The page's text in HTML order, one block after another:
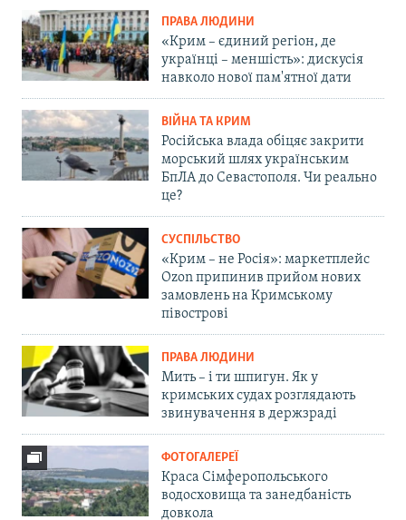
ПРАВА ЛЮДИНИ
«Крим – єдиний регіон, де
українці – меншість»: дискусія
навколо нової пам'ятної дати
ВІЙНА ТА КРИМ
Російська влада обіцяє закрити
морський шлях українським
БпЛА до Севастополя. Чи реально
це?
СУСПІЛЬСТВО
«Крим – не Росія»: маркетплейс
Ozon припинив прийом нових
замовлень на Кримському
півострові
ПРАВА ЛЮДИНИ
Мить – і ти шпигун. Як у
кримських судах розглядають
звинувачення в держзраді
ФОТОГАЛЕРЕЇ
Краса Сімферопольського
водосховища та занедбаність
довкола